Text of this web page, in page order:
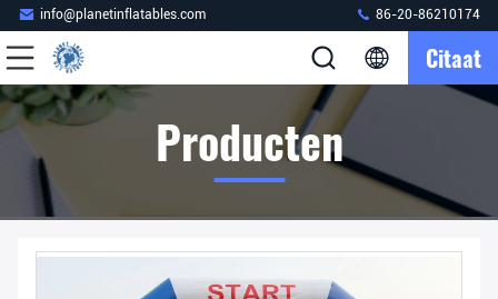
info@planetinflatables.com 86-20-86210174
Citaat
Producten